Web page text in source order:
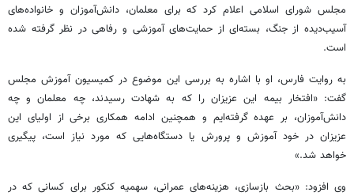
مجلس شورای اسلامی اعلام کرد که برای معلمان، دانش‌آموزان و خانواده‌های
آسیب‌دیده از جنگ، بسته‌ای از حمایت‌های آموزشی و رفاهی در نظر گرفته شده
است.
به روایت فارس، او با اشاره به بررسی این موضوع در کمیسیون آموزش مجلس
گفت: «افتخار بیمه این عزیزان را که به شهادت رسیدند، چه معلمان و چه
دانش‌آموزان، بر عهده گرفته‌ایم و همچنین ادامه همکاری برخی از اولیای این
عزیزان در خود آموزش و پرورش یا دستگاه‌هایی که مورد نیاز است، پیگیری
خواهد شد.»
وی افزود: «بحث بازسازی، هزینه‌های عمرانی، سهمیه کنکور برای کسانی که در